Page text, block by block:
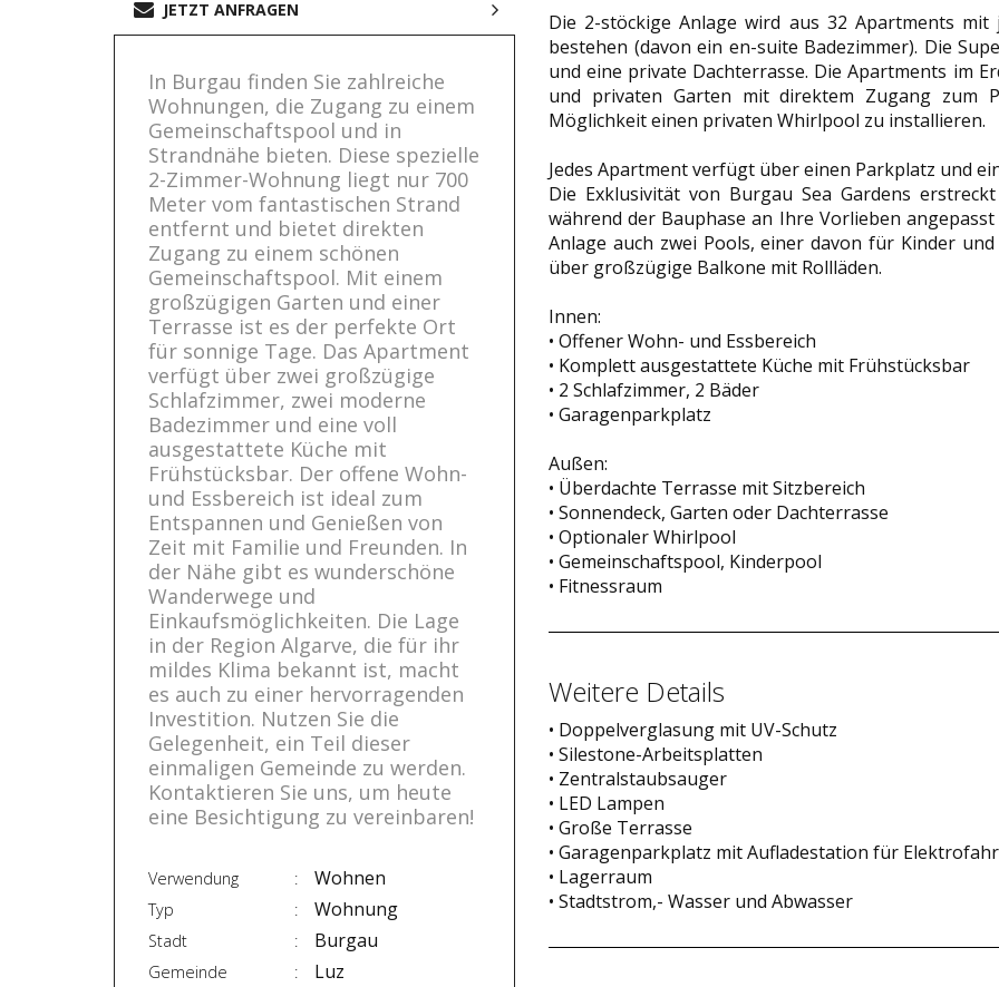
JETZT ANFRAGEN
In Burgau finden Sie zahlreiche
Wohnungen, die Zugang zu einem
Gemeinschaftspool und in
Strandnähe bieten. Diese spezielle
2-Zimmer-Wohnung liegt nur 700
Meter vom fantastischen Strand
entfernt und bietet direkten
Zugang zu einem schönen
Gemeinschaftspool. Mit einem
großzügigen Garten und einer
Terrasse ist es der perfekte Ort
für sonnige Tage. Das Apartment
verfügt über zwei großzügige
Schlafzimmer, zwei moderne
Badezimmer und eine voll
ausgestattete Küche mit
Frühstücksbar. Der offene Wohn-
und Essbereich ist ideal zum
Entspannen und Genießen von
Zeit mit Familie und Freunden. In
der Nähe gibt es wunderschöne
Wanderwege und
Einkaufsmöglichkeiten. Die Lage
in der Region Algarve, die für ihr
mildes Klima bekannt ist, macht
es auch zu einer hervorragenden
Investition. Nutzen Sie die
Gelegenheit, ein Teil dieser
einmaligen Gemeinde zu werden.
Kontaktieren Sie uns, um heute
eine Besichtigung zu vereinbaren!
Verwendung Wohnen
Typ Wohnung
Stadt Burgau
Gemeinde Luz
Die 2-stöckige Anlage wird aus 32 Apartments
bestehen (davon ein en-suite Badezimmer). Die
und eine private Dachterrasse. Die Apartments im
und privaten Garten mit direktem Zugang zum
Möglichkeit einen privaten Whirlpool zu installieren.
Jedes Apartment verfügt über einen Parkplatz und
Die Exklusivität von Burgau Sea Gardens
während der Bauphase an Ihre Vorlieben
Anlage auch zwei Pools, einer davon für Kinder
über großzügige Balkone mit Rollläden.
Innen:
• Offener Wohn- und Essbereich
• Komplett ausgestattete Küche mit Frühstücksbar
• 2 Schlafzimmer, 2 Bäder
• Garagenparkplatz
Außen:
• Überdachte Terrasse mit Sitzbereich
• Sonnendeck, Garten oder Dachterrasse
• Optionaler Whirlpool
• Gemeinschaftspool, Kinderpool
• Fitnessraum
Weitere Details
• Doppelverglasung mit UV-Schutz
• Silestone-Arbeitsplatten
• Zentralstaubsauger
• LED Lampen
• Große Terrasse
• Garagenparkplatz mit Aufladestation für
• Lagerraum
• Stadtstrom,- Wasser und Abwasser